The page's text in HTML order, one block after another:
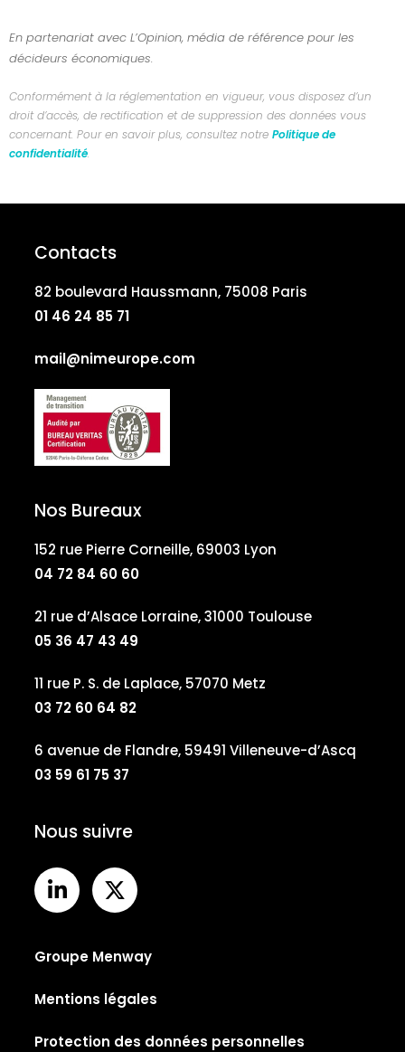
En partenariat avec L’Opinion, média de référence pour les
décideurs économiques.
Conformément à la réglementation en vigueur, vous disposez d’un
droit d’accès, de rectification et de suppression des données vous
concernant. Pour en savoir plus, consultez notre Politique de
confidentialité.
Contacts
82 boulevard Haussmann, 75008 Paris
01 46 24 85 71
mail@nimeurope.com
Nos Bureaux
152 rue Pierre Corneille, 69003 Lyon
04 72 84 60 60
21 rue d’Alsace Lorraine, 31000 Toulouse
05 36 47 43 49
11 rue P. S. de Laplace, 57070 Metz
03 72 60 64 82
6 avenue de Flandre, 59491 Villeneuve-d’Ascq
03 59 61 75 37
Nous suivre
Groupe Menway
Mentions légales
Protection des données personnelles